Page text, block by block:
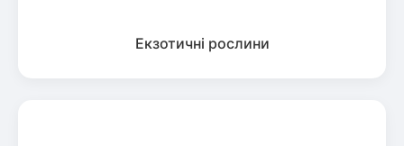
Екзотичні рослини